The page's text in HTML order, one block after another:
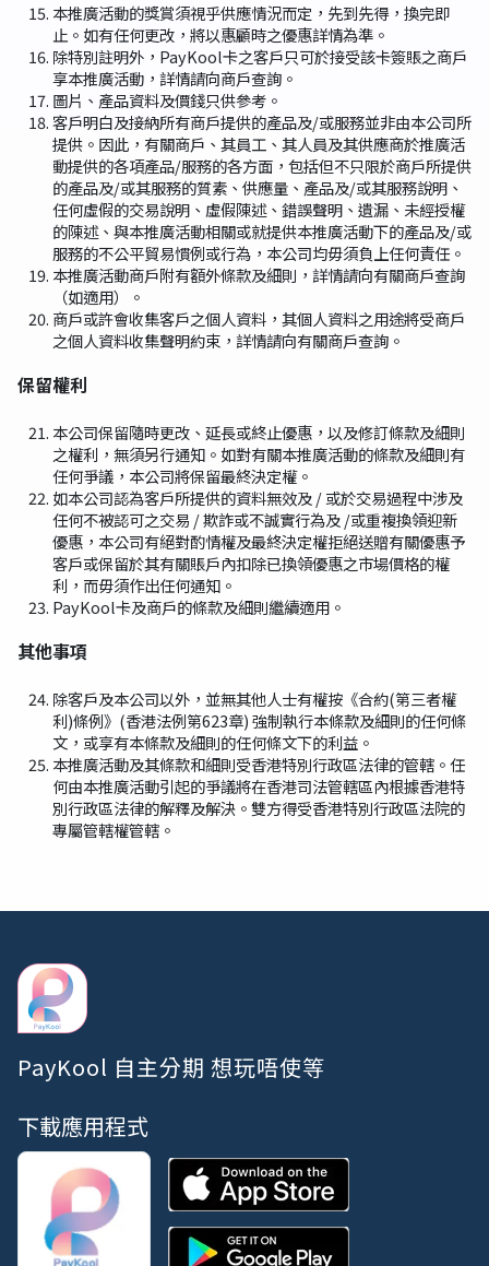
本推廣活動的獎賞須視乎供應情況而定，先到先得，換完即
止。如有任何更改，將以惠顧時之優惠詳情為準。
除特別註明外，PayKool卡之客戶只可於接受該卡簽賬之商戶
享本推廣活動，詳情請向商戶查詢。
圖片、產品資料及價錢只供參考。
客戶明白及接納所有商戶提供的產品及/或服務並非由本公司所
提供。因此，有關商戶、其員工、其人員及其供應商於推廣活
動提供的各項產品/服務的各方面，包括但不只限於商戶所提供
的產品及/或其服務的質素、供應量、產品及/或其服務說明、
任何虛假的交易說明、虛假陳述、錯誤聲明、遺漏、未經授權
的陳述、與本推廣活動相關或就提供本推廣活動下的產品及/或
服務的不公平貿易慣例或行為，本公司均毋須負上任何責任。
本推廣活動商戶附有額外條款及細則，詳情請向有關商戶查詢
（如適用）。
商戶或許會收集客戶之個人資料，其個人資料之用途將受商戶
之個人資料收集聲明約束，詳情請向有關商戶查詢。
保留權利
本公司保留隨時更改、延長或終止優惠，以及修訂條款及細則
之權利，無須另行通知。如對有關本推廣活動的條款及細則有
任何爭議，本公司將保留最終決定權。
如本公司認為客戶所提供的資料無效及 / 或於交易過程中涉及
任何不被認可之交易 / 欺詐或不誠實行為及 /或重複換領迎新
優惠，本公司有絕對酌情權及最終決定權拒絕送贈有關優惠予
客戶或保留於其有關賬戶內扣除已換領優惠之市場價格的權
利，而毋須作出任何通知。
PayKool卡及商戶的條款及細則繼續適用。
其他事項
除客戶及本公司以外，並無其他人士有權按《合約(第三者權
利)條例》(香港法例第623章) 強制執行本條款及細則的任何條
文，或享有本條款及細則的任何條文下的利益。
本推廣活動及其條款和細則受香港特別行政區法律的管轄。任
何由本推廣活動引起的爭議將在香港司法管轄區內根據香港特
別行政區法律的解釋及解決。雙方得受香港特別行政區法院的
專屬管轄權管轄。
PayKool 自主分期 想玩唔使等
下載應用程式